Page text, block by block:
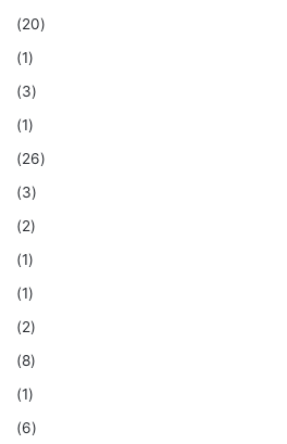
(20)
(1)
(3)
(1)
(26)
(3)
(2)
(1)
(1)
(2)
(8)
(1)
(6)